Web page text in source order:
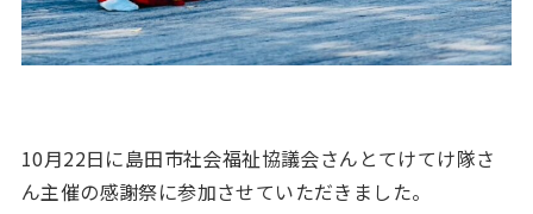
10月22日に島田市社会福祉協議会さんとてけてけ隊さ
ん主催の感謝祭に参加させていただきました。